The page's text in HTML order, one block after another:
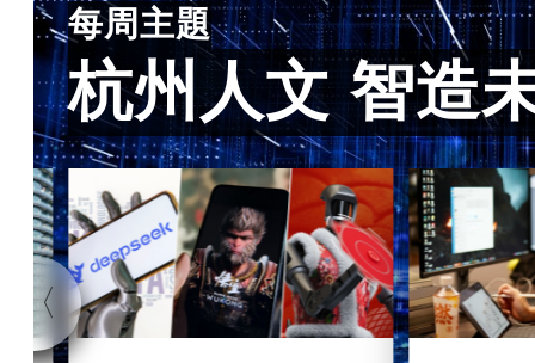
每周主題
杭州人文 智造